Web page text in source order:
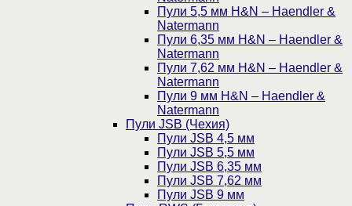
Пули 5,5 мм H&N – Haendler &
Natermann
Пули 6,35 мм H&N – Haendler &
Natermann
Пули 7,62 мм H&N – Haendler &
Natermann
Пули 9 мм H&N – Haendler &
Natermann
Пули JSB (Чехия)
Пули JSB 4,5 мм
Пули JSB 5,5 мм
Пули JSB 6,35 мм
Пули JSB 7,62 мм
Пули JSB 9 мм